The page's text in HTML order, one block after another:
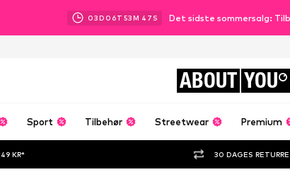
03D 06T 53M 45 S Det sidste sommersalg:
ABOUT YOU
Sport Tilbehør Streetwear Premium
KR* 30 DAGES